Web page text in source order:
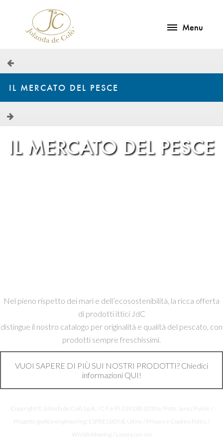
Menu
IL MERCATO DEL PESCE
Nel pieno rispetto dei mari e dell’ecosostenibilità, la ricca offerta
di prodotti ittici JdC
distingue il nostro catalogo per originalità e qualità del pescato, con
prodotti sempre freschissimi.
VUOI SAPERE DI PIÙ SUI NOSTRI PRODOTTI? Chiedici
informazioni QUI!
Copyright © Jolanda de Colò S.p.A. / C.F. e P.I. 02428010306 / Foto: Janez Puksic /
Progetto grafico-engineering: ESPRESSIONE Udine / Privacy e Cookies Policy
Whistleblowing/ Lavora con noi